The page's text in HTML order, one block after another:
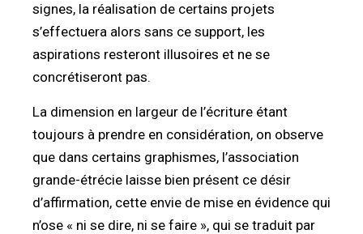
signes, la réalisation de certains projets
s’effectuera alors sans ce support, les
aspirations resteront illusoires et ne se
concrétiseront pas.
La dimension en largeur de l’écriture étant
toujours à prendre en considération, on observe
que dans certains graphismes, l’association
grande-étrécie laisse bien présent ce désir
d’affirmation, cette envie de mise en évidence qui
n’ose « ni se dire, ni se faire », qui se traduit par